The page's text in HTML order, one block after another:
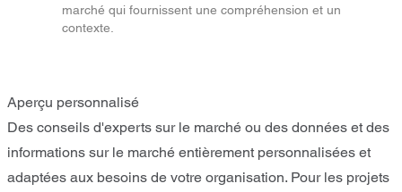
marché qui fournissent une compréhension et un
contexte.
Aperçu personnalisé
Des conseils d'experts sur le marché ou des données et des
informations sur le marché entièrement personnalisées et
adaptées aux besoins de votre organisation. Pour les projets